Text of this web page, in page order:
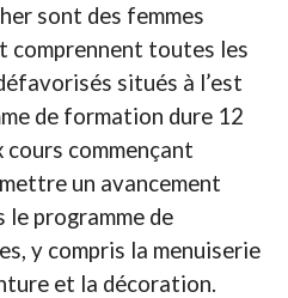
sont des femmes
comprennent toutes les
situés à l’est
de formation dure 12
cours commençant
un avancement
programme de
y compris la menuiserie
et la décoration.